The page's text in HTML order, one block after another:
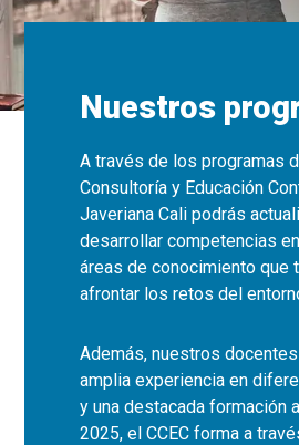
Nuestros
A través de los programas
Consultoría y Educación
Javeriana Cali podrás
desarrollar competencias
áreas de conocimiento que
afrontar los retos del
Además, nuestros
amplia experiencia en
y una destacada formación
2025, el CCEC forma a